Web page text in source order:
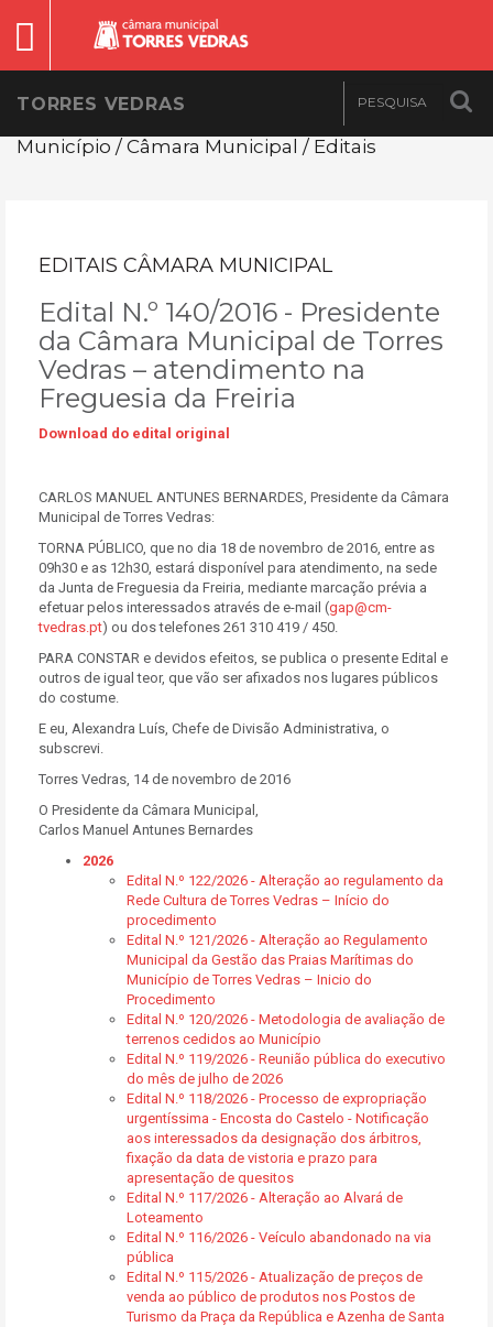
TORRES VEDRAS
Município / Câmara Municipal / Editais
EDITAIS CÂMARA MUNICIPAL
Edital N.º 140/2016 - Presidente
da Câmara Municipal de Torres
Vedras – atendimento na
Freguesia da Freiria
Download do edital original
CARLOS MANUEL ANTUNES BERNARDES, Presidente da Câmara
Municipal de Torres Vedras:
TORNA PÚBLICO, que no dia 18 de novembro de 2016, entre as
09h30 e as 12h30, estará disponível para atendimento, na sede
da Junta de Freguesia da Freiria, mediante marcação prévia a
efetuar pelos interessados através de e-mail (gap@cm-
tvedras.pt) ou dos telefones 261 310 419 / 450.
PARA CONSTAR e devidos efeitos, se publica o presente Edital e
outros de igual teor, que vão ser afixados nos lugares públicos
do costume.
E eu, Alexandra Luís, Chefe de Divisão Administrativa, o
subscrevi.
Torres Vedras, 14 de novembro de 2016
O Presidente da Câmara Municipal,
Carlos Manuel Antunes Bernardes
2026
Edital N.º 122/2026 - Alteração ao regulamento da
Rede Cultura de Torres Vedras – Início do
procedimento
Edital N.º 121/2026 - Alteração ao Regulamento
Municipal da Gestão das Praias Marítimas do
Município de Torres Vedras – Inicio do
Procedimento
Edital N.º 120/2026 - Metodologia de avaliação de
terrenos cedidos ao Município
Edital N.º 119/2026 - Reunião pública do executivo
do mês de julho de 2026
Edital N.º 118/2026 - Processo de expropriação
urgentíssima - Encosta do Castelo - Notificação
aos interessados da designação dos árbitros,
fixação da data de vistoria e prazo para
apresentação de quesitos
Edital N.º 117/2026 - Alteração ao Alvará de
Loteamento
Edital N.º 116/2026 - Veículo abandonado na via
pública
Edital N.º 115/2026 - Atualização de preços de
venda ao público de produtos nos Postos de
Turismo da Praça da República e Azenha de Santa